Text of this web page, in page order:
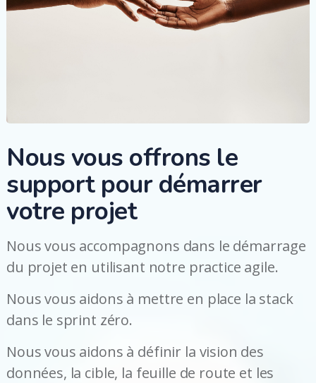
Nous vous offrons le
support pour démarrer
votre projet
Nous vous accompagnons dans le démarrage
du projet en utilisant notre practice agile.
Nous vous aidons à mettre en place la stack
dans le sprint zéro.
Nous vous aidons à définir la vision des
données, la cible, la feuille de route et les